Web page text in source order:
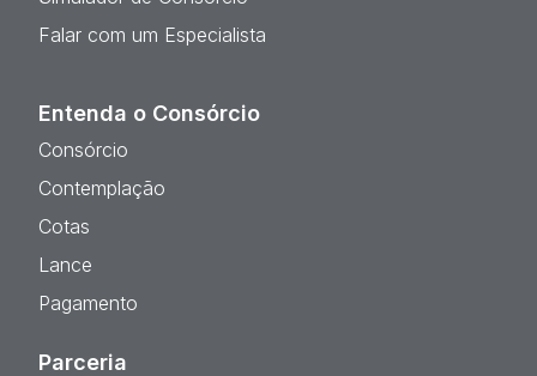
Falar com um Especialista
Entenda o Consórcio
Consórcio
Contemplação
Cotas
Lance
Pagamento
Parceria